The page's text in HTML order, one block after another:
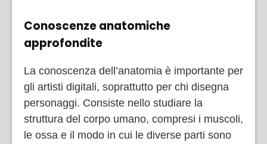
Conoscenze anatomiche
approfondite
La conoscenza dell’anatomia è importante per
gli artisti digitali, soprattutto per chi disegna
personaggi. Consiste nello studiare la
struttura del corpo umano, compresi i muscoli,
le ossa e il modo in cui le diverse parti sono